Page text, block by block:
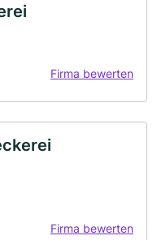
Firma bewerten
Firma bewerten